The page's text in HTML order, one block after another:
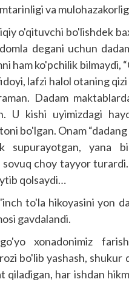
va
o'qituvchi bo'lishdek
degani uchun
ham ko'pchilik bilmaydi,
lafzi halol otaning
Dadam
U kishi uyimizdagi
bo'lgan. Onam
supurayotgan, yana
choy tayyor
qolsaydi…
to'la hikoyasini yon
gavdalandi.
xonadonimiz
bo'lib yashash, shukur
qiladigan, har ishdan